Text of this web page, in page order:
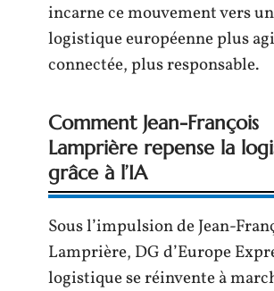
incarne ce mouvement vers
logistique européenne plus
connectée, plus responsable.
Comment Jean-François
Lamprière repense la
grâce à l’IA
Sous l’impulsion de Jean-
Lamprière, DG d’Europe
logistique se réinvente à